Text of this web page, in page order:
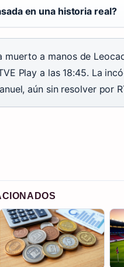
en una historia real?
muerto a manos de
Play a las 18:45. La
aún sin resolver por